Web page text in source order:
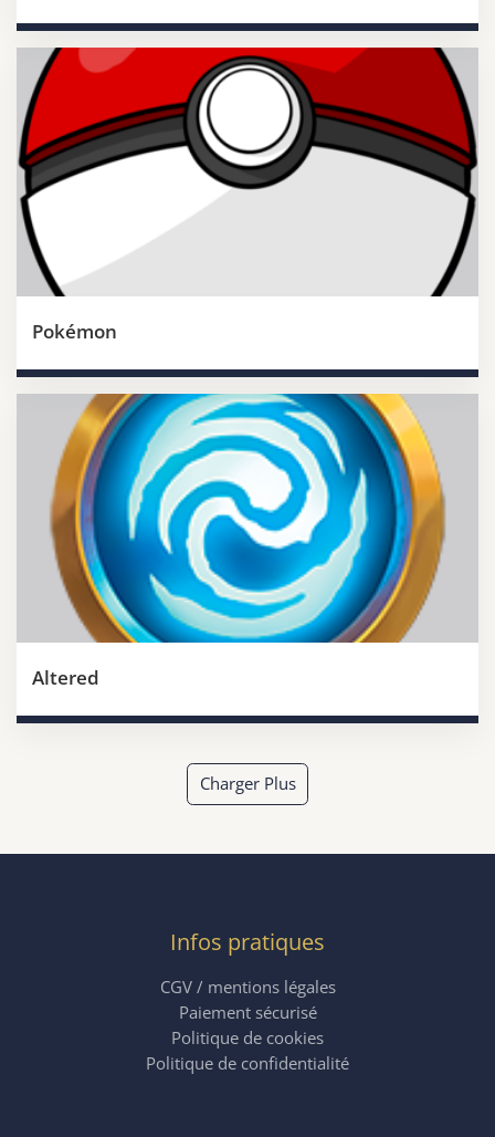
Pokémon
Altered
Charger Plus
Infos pratiques
CGV / mentions légales
Paiement sécurisé
Politique de cookies
Politique de confidentialité